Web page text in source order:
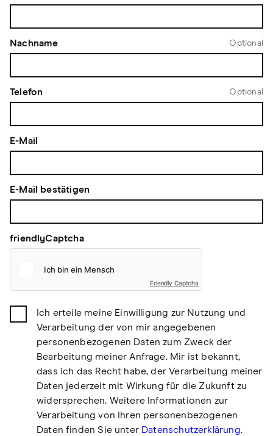
Nachname Optional
Telefon Optional
E-Mail
E-Mail bestätigen
friendlyCaptcha
Friendly Captcha
Ich erteile meine Einwilligung zur Nutzung und
Verarbeitung der von mir angegebenen
personenbezogenen Daten zum Zweck der
Bearbeitung meiner Anfrage. Mir ist bekannt,
dass ich das Recht habe, der Verarbeitung meiner
Daten jederzeit mit Wirkung für die Zukunft zu
widersprechen. Weitere Informationen zur
Verarbeitung von Ihren personenbezogenen
Daten finden Sie unter Datenschutzerklärung.